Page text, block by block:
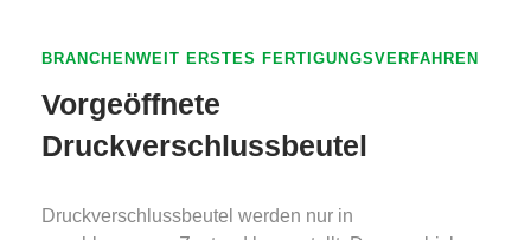
BRANCHENWEIT ERSTES FERTIGUNGSVERFAHREN
Vorgeöffnete
Druckverschlussbeutel
Druckverschlussbeutel werden nur in